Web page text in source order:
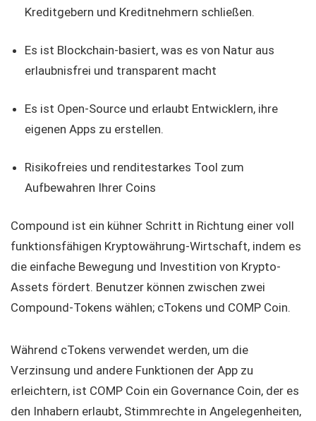
Kreditgebern und Kreditnehmern schließen.
Es ist Blockchain-basiert, was es von Natur aus
erlaubnisfrei und transparent macht
Es ist Open-Source und erlaubt Entwicklern, ihre
eigenen Apps zu erstellen.
Risikofreies und renditestarkes Tool zum
Aufbewahren Ihrer Coins
Compound ist ein kühner Schritt in Richtung einer voll
funktionsfähigen Kryptowährung-Wirtschaft, indem es
die einfache Bewegung und Investition von Krypto-
Assets fördert. Benutzer können zwischen zwei
Compound-Tokens wählen; cTokens und COMP Coin.
Während cTokens verwendet werden, um die
Verzinsung und andere Funktionen der App zu
erleichtern, ist COMP Coin ein Governance Coin, der es
den Inhabern erlaubt, Stimmrechte in Angelegenheiten,